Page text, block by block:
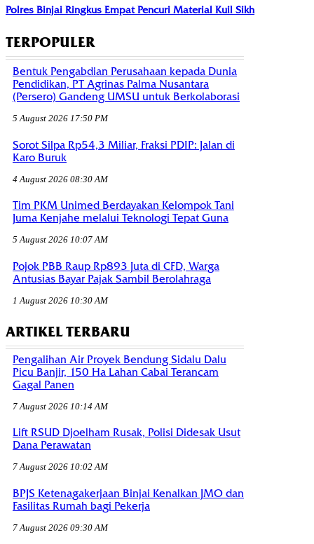
Polres Binjai Ringkus Empat Pencuri Material Kuil Sikh
TERPOPULER
Bentuk Pengabdian Perusahaan kepada Dunia
Pendidikan, PT Agrinas Palma Nusantara
(Persero) Gandeng UMSU untuk Berkolaborasi
5 August 2026 17:50 PM
Sorot Silpa Rp54,3 Miliar, Fraksi PDIP: Jalan di
Karo Buruk
4 August 2026 08:30 AM
Tim PKM Unimed Berdayakan Kelompok Tani
Juma Kenjahe melalui Teknologi Tepat Guna
5 August 2026 10:07 AM
Pojok PBB Raup Rp893 Juta di CFD, Warga
Antusias Bayar Pajak Sambil Berolahraga
1 August 2026 10:30 AM
ARTIKEL TERBARU
Pengalihan Air Proyek Bendung Sidalu Dalu
Picu Banjir, 150 Ha Lahan Cabai Terancam
Gagal Panen
7 August 2026 10:14 AM
Lift RSUD Djoelham Rusak, Polisi Didesak Usut
Dana Perawatan
7 August 2026 10:02 AM
BPJS Ketenagakerjaan Binjai Kenalkan JMO dan
Fasilitas Rumah bagi Pekerja
7 August 2026 09:30 AM